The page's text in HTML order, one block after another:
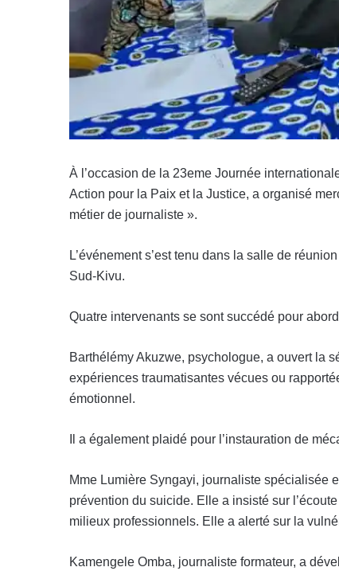
À l’occasion de la 23eme Journée
Action pour la Paix et la Justice, a organisé
métier de journaliste ».
L’événement s’est tenu dans la salle de
Sud-Kivu.
Quatre intervenants se sont succédé pour
Barthélémy Akuzwe, psychologue, a ouvert la
expériences traumatisantes vécues ou
émotionnel.
Il a également plaidé pour l’instauration de
Mme Lumière Syngayi, journaliste spécialisée
prévention du suicide. Elle a insisté sur
milieux professionnels. Elle a alerté sur la
Kamengele Omba, journaliste formateur, a